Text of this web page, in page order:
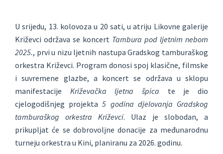
U srijedu, 13. kolovoza u 20 sati, u atriju Likovne galerije
Križevci održava se koncert Tambura pod ljetnim nebom
2025., prvi u nizu ljetnih nastupa Gradskog tamburaškog
orkestra Križevci. Program donosi spoj klasične, filmske
i suvremene glazbe, a koncert se održava u sklopu
manifestacije Križevačka ljetna špica te je dio
cjelogodišnjeg projekta5 godina djelovanja Gradskog
tamburaškog orkestra Križevci. Ulaz je slobodan, a
prikupljat će se dobrovoljne donacije za međunarodnu
turneju orkestra u Kini, planiranu za 2026. godinu.